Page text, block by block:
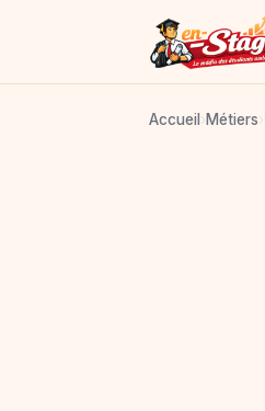
Accueil Métiers